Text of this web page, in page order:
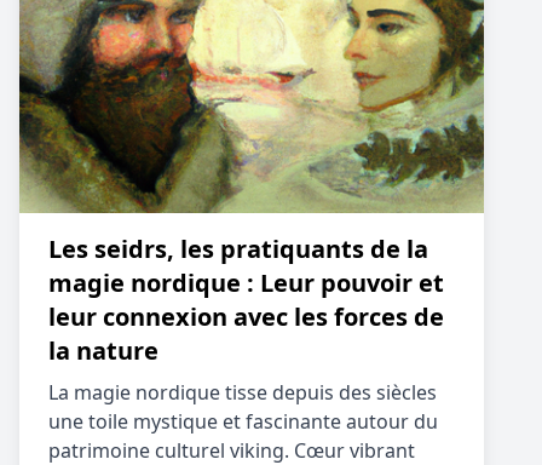
Les seidrs, les pratiquants de la
magie nordique : Leur pouvoir et
leur connexion avec les forces de
la nature
La magie nordique tisse depuis des siècles
une toile mystique et fascinante autour du
patrimoine culturel viking. Cœur vibrant